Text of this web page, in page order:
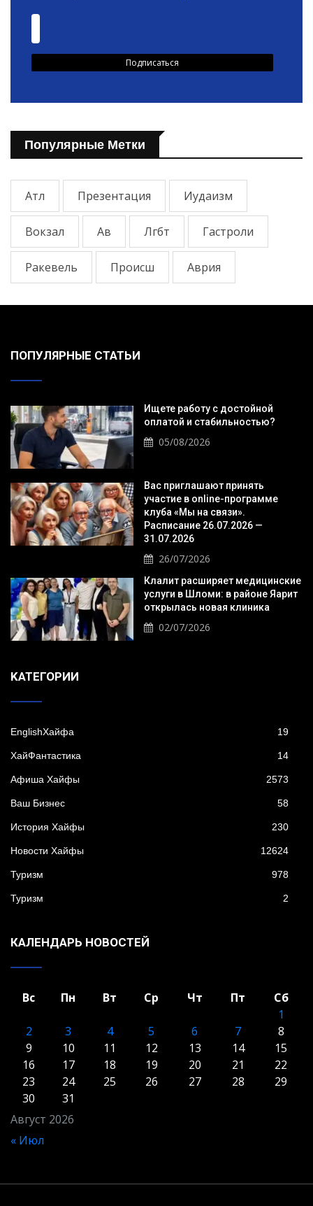
Популярные Метки
Атл Презентация Иудаизм
Вокзал Ав Лгбт Гастроли
Ракевель Происш Аврия
ПОПУЛЯРНЫЕ СТАТЬИ
Ищете работу с достойной
оплатой и стабильностью?
05/08/2026
Вас приглашают принять
участие в online-программе
клуба «Мы на связи».
Расписание 26.07.2026 —
31.07.2026
26/07/2026
Клалит расширяет медицинские
услуги в Шломи: в районе Яарит
открылась новая клиника
02/07/2026
KАТЕГОРИИ
EnglishХайфа 19
XайФантастика 14
Афиша Хайфы 2573
Ваш Бизнес 58
История Хайфы 230
Новости Хайфы 12624
Туризм 978
Туризм 2
КАЛЕНДАРЬ НОВОСТЕЙ
Август 2026
Вс Пн Вт Ср Чт Пт
Сб
1
2
3 4 5 6 7
8
9
10 11 12 13 14
15
16
17 18 19 20 21
22
23
24 25 26 27 28
29
30
31
« Июл